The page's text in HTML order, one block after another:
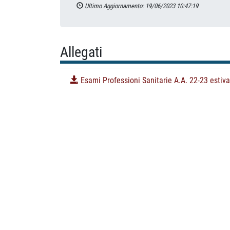
Ultimo Aggiornamento: 19/06/2023 10:47:19
Allegati
Esami Professioni Sanitarie A.A. 22-23